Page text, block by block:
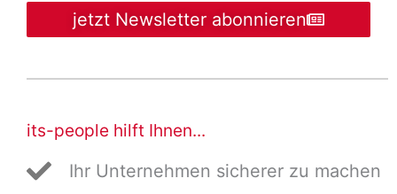
jetzt Newsletter abonnieren
its-people hilft Ihnen...
Ihr Unternehmen sicherer zu machen